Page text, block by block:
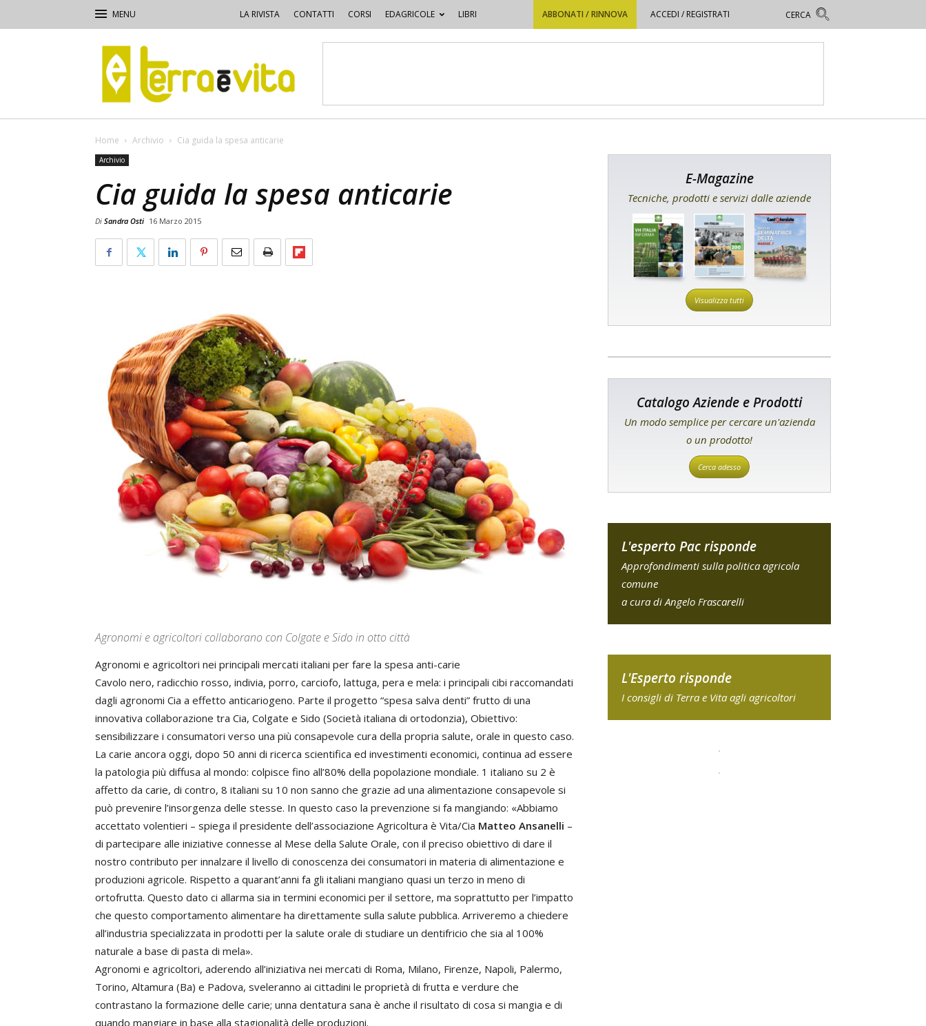
LA RIVISTA CONTATTI CORSI EDAGRICOLE LIBRI ABBONATI / RINNOVA ACCEDI / REGISTRATI
Terra
e
Vita
Home Archivio Cia guida la spesa anticarie
Archivio
Cia guida la spesa anticarie
Di Sandra Osti 16 Marzo 2015
Agronomi e agricoltori collaborano con Colgate e Sido in otto città
Agronomi e agricoltori nei principali mercati italiani per fare la spesa anti-carie
Cavolo nero, radicchio rosso, indivia, porro, carciofo, lattuga, pera e mela: i principali cibi raccomandati
dagli agronomi Cia a effetto anticariogeno. Parte il progetto “spesa salva denti” frutto di una
innovativa collaborazione tra Cia, Colgate e Sido (Società italiana di ortodonzia), Obiettivo:
sensibilizzare i consumatori verso una più consapevole cura della propria salute, orale in questo caso.
La carie ancora oggi, dopo 50 anni di ricerca scientifica ed investimenti economici, continua ad essere
la patologia più diffusa al mondo: colpisce fino all’80% della popolazione mondiale. 1 italiano su 2 è
affetto da carie, di contro, 8 italiani su 10 non sanno che grazie ad una alimentazione consapevole si
può prevenire l’insorgenza delle stesse. In questo caso la prevenzione si fa mangiando: «Abbiamo
accettato volentieri – spiega il presidente dell’associazione Agricoltura è Vita/Cia Matteo Ansanelli –
di partecipare alle iniziative connesse al Mese della Salute Orale, con il preciso obiettivo di dare il
nostro contributo per innalzare il livello di conoscenza dei consumatori in materia di alimentazione e
produzioni agricole. Rispetto a quarant’anni fa gli italiani mangiano quasi un terzo in meno di
ortofrutta. Questo dato ci allarma sia in termini economici per il settore, ma soprattutto per l’impatto
che questo comportamento alimentare ha direttamente sulla salute pubblica. Arriveremo a chiedere
all’industria specializzata in prodotti per la salute orale di studiare un dentifricio che sia al 100%
naturale a base di pasta di mela».
Agronomi e agricoltori, aderendo all’iniziativa nei mercati di Roma, Milano, Firenze, Napoli, Palermo,
Torino, Altamura (Ba) e Padova, sveleranno ai cittadini le proprietà di frutta e verdure che
contrastano la formazione delle carie; unna dentatura sana è anche il risultato di cosa si mangia e di
quando mangiare in base alla stagionalità delle produzioni.
E-Magazine
Tecniche, prodotti e servizi dalle aziende
Visualizza tutti
Catalogo Aziende e Prodotti
Un modo semplice per cercare un'azienda
o un prodotto!
Cerca adesso
L'esperto Pac risponde
Approfondimenti sulla politica agricola
comune
a cura di Angelo Frascarelli
L'Esperto risponde
I consigli di Terra e Vita agli agricoltori